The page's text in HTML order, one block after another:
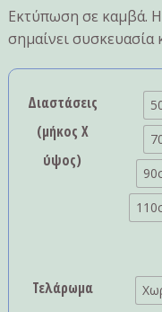
Εκτύπωση σε καμβά.
σημαίνει συσκευασία
Διαστάσεις
(μήκος Χ
ύψος)
Τελάρωμα